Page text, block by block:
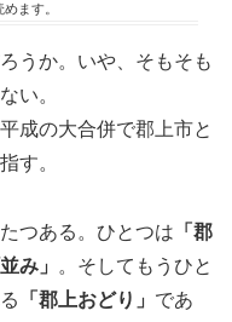
ます。
うか。いや、そもそも
い。
成の大合併で郡上市と
す。
つある。ひとつは 「郡
み」
。そしてもうひと
「郡上おどり」 であ